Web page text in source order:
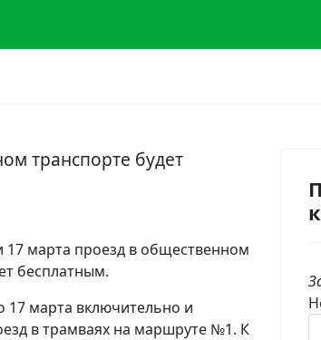
for results.
транспорте будет
17 марта проезд в общественном
бесплатным.
марта включительно и
в трамваях на маршруте №1. К